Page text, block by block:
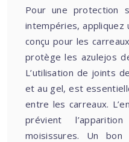
Pour une protection
intempéries, appliquez
conçu pour les
protège les azulejos
L’utilisation de joints
et au gel, est
entre les carreaux.
prévient
moisissures. Un